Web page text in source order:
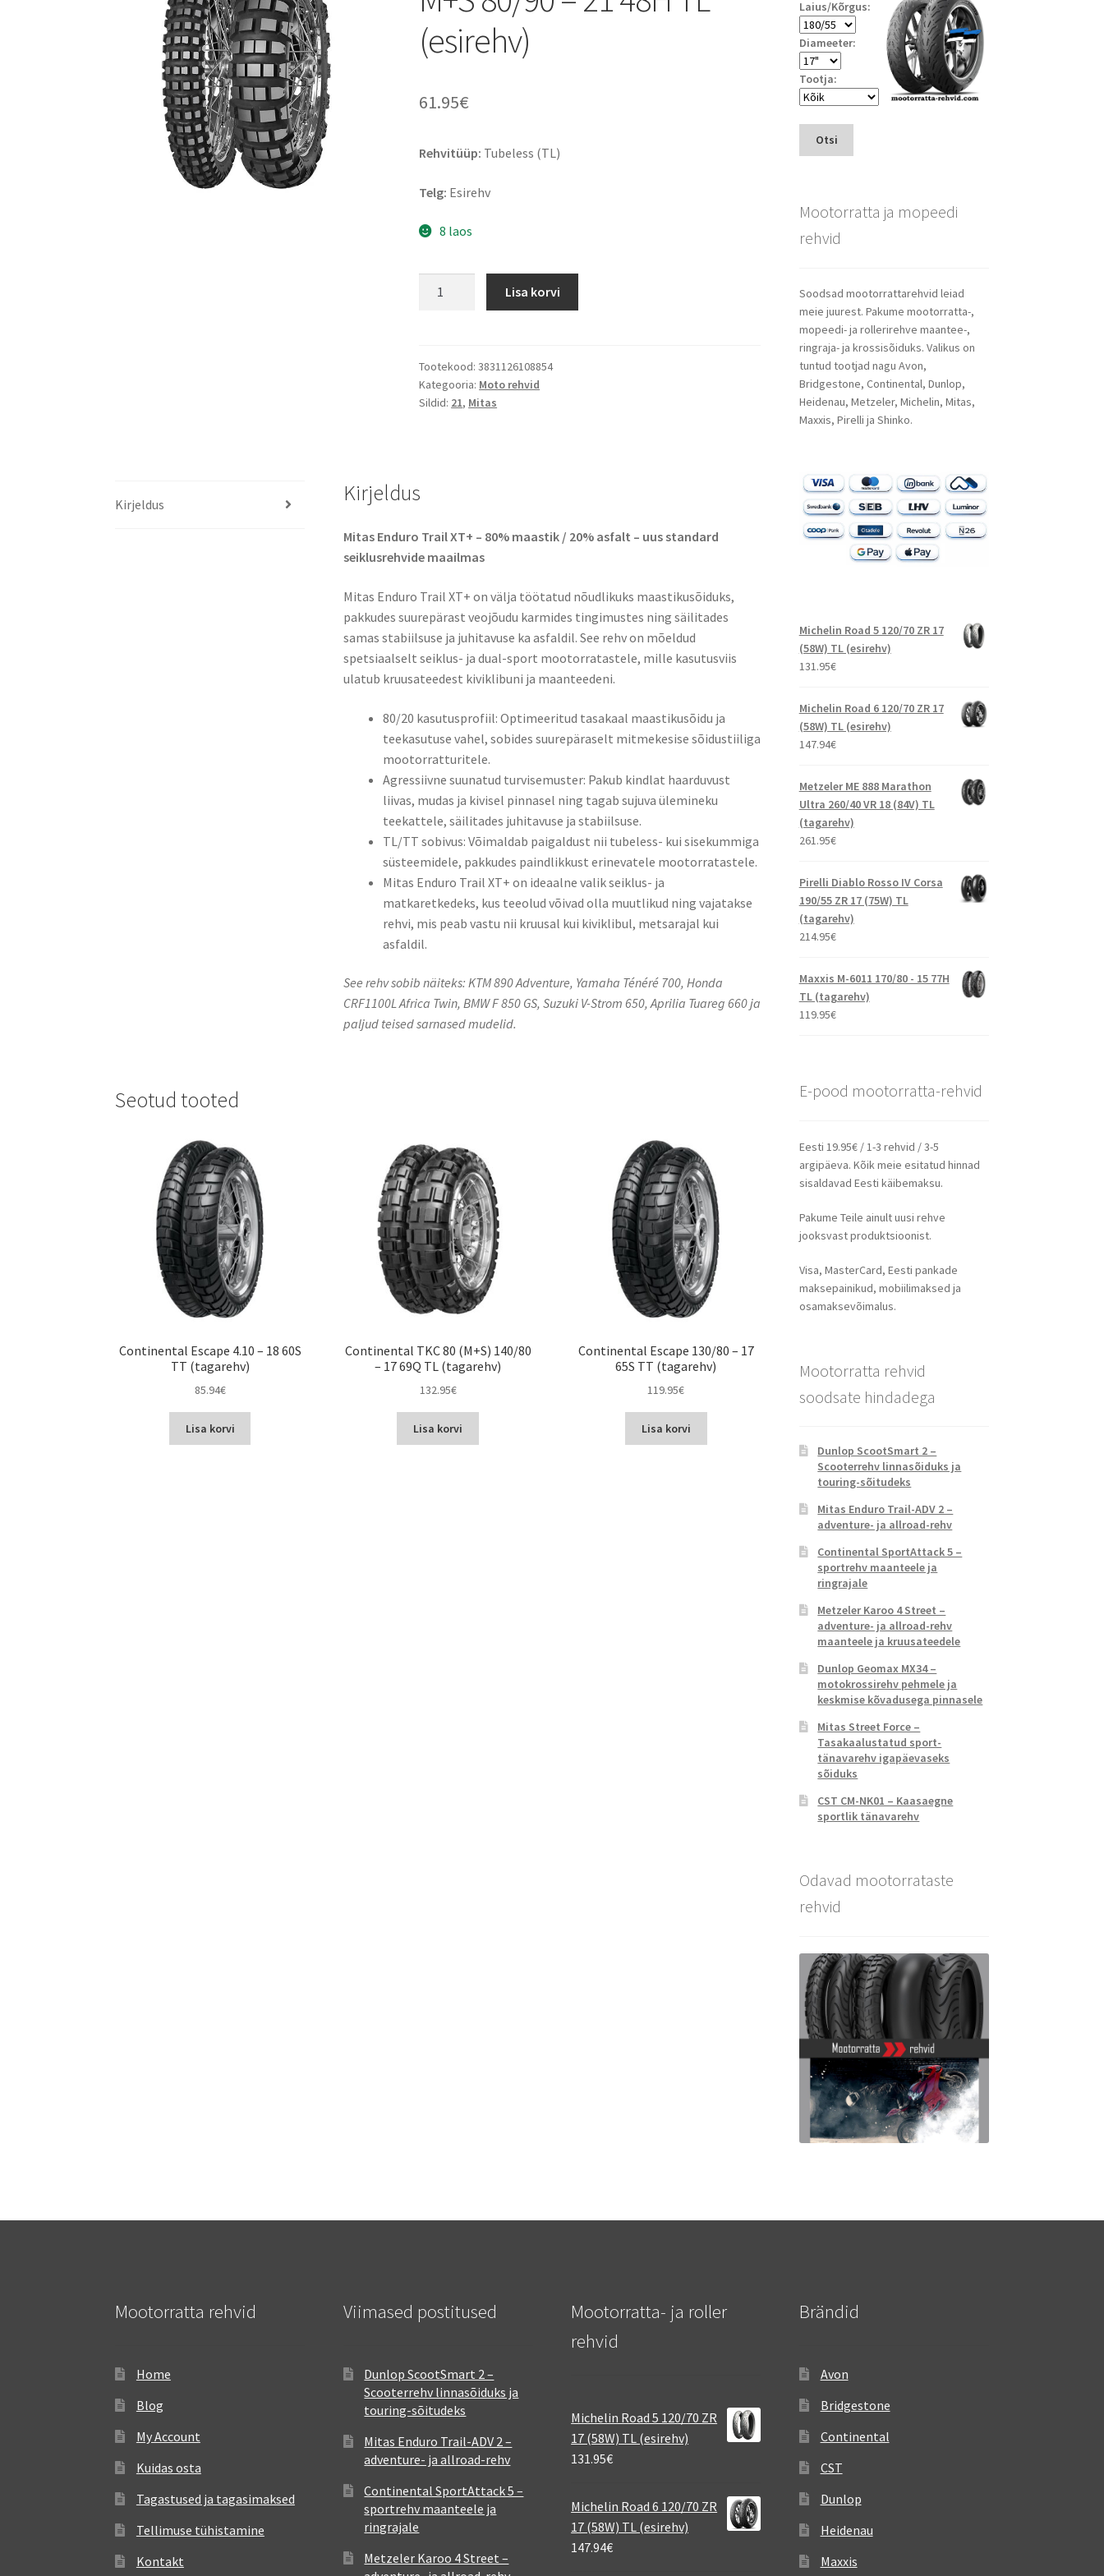
(esirehv)
61.95€
Rehvitüüp: Tubeless (TL)
Telg: Esirehv
8 laos
M+S
80/90
-
(esirehv)
Lisa korvi
Tootekood:3831126108854
Kategooria: Moto rehvid
Sildid: 21, Mitas
Kirjeldus Kirjeldus
Mitas Enduro Trail XT+ – 80% maastik / 20% asfalt – uus standard
seiklusrehvide maailmas
Mitas Enduro Trail XT+ on välja töötatud nõudlikuks maastikusõiduks,
pakkudes suurepärast veojõudu karmides tingimustes ning säilitades
samas stabiilsuse ja juhitavuse ka asfaldil. See rehv on mõeldud
spetsiaalselt seiklus- ja dual-sport mootorratastele, mille kasutusviis
ulatub kruusateedest kiviklibuni ja maanteedeni.
80/20 kasutusprofiil: Optimeeritud tasakaal maastikusõidu ja
teekasutuse vahel, sobides suurepäraselt mitmekesise sõidustiiliga
mootorratturitele.
Agressiivne suunatud turvisemuster: Pakub kindlat haarduvust
liivas, mudas ja kivisel pinnasel ning tagab sujuva ülemineku
teekattele, säilitades juhitavuse ja stabiilsuse.
TL/TT sobivus: Võimaldab paigaldust nii tubeless- kui sisekummiga
süsteemidele, pakkudes paindlikkust erinevatele mootorratastele.
Mitas Enduro Trail XT+ on ideaalne valik seiklus- ja
matkaretkedeks, kus teeolud võivad olla muutlikud ning vajatakse
rehvi, mis peab vastu nii kruusal kui kiviklibul, metsarajal kui
asfaldil.
See rehv sobib näiteks: KTM 890 Adventure, Yamaha Ténéré 700, Honda
CRF1100L Africa Twin, BMW F 850 GS, Suzuki V-Strom 650, Aprilia Tuareg 660 ja
paljud teised sarnased mudelid.
Seotud tooted
Continental Escape 4.10 – 18 60S
TT (tagarehv)
85.94€
Lisa korvi
Continental TKC 80 (M+S) 140/80
– 17 69Q TL (tagarehv)
132.95€
Lisa korvi
Continental Escape 130/80 – 17
65S TT (tagarehv)
119.95€
Lisa korvi
Laius/Kõrgus:
Diameeter:
Tootja:
Otsi
Mootorratta ja mopeedi
rehvid
Soodsad mootorrattarehvid leiad
meie juurest. Pakume mootorratta-,
mopeedi- ja rollerirehve maantee-,
ringraja- ja krossisõiduks. Valikus on
tuntud tootjad nagu Avon,
Bridgestone, Continental, Dunlop,
Heidenau, Metzeler, Michelin, Mitas,
Maxxis, Pirelli ja Shinko.
Michelin Road 5 120/70 ZR 17
(58W) TL (esirehv)
131.95€
Michelin Road 6 120/70 ZR 17
(58W) TL (esirehv)
147.94€
Metzeler ME 888 Marathon
Ultra 260/40 VR 18 (84V) TL
(tagarehv)
261.95€
Pirelli Diablo Rosso IV Corsa
190/55 ZR 17 (75W) TL
(tagarehv)
214.95€
Maxxis M-6011 170/80 - 15 77H
TL (tagarehv)
119.95€
E-pood mootorratta-rehvid
Eesti 19.95€ / 1-3 rehvid / 3-5
argipäeva. Kõik meie esitatud hinnad
sisaldavad Eesti käibemaksu.
Pakume Teile ainult uusi rehve
jooksvast produktsioonist.
Visa, MasterCard, Eesti pankade
maksepainikud, mobiilimaksed ja
osamaksevõimalus.
Mootorratta rehvid
soodsate hindadega
Dunlop ScootSmart 2 –
Scooterrehv linnasõiduks ja
touring-sõitudeks
Mitas Enduro Trail-ADV 2 –
adventure- ja allroad-rehv
Continental SportAttack 5 –
sportrehv maanteele ja
ringrajale
Metzeler Karoo 4 Street –
adventure- ja allroad-rehv
maanteele ja kruusateedele
Dunlop Geomax MX34 –
motokrossirehv pehmele ja
keskmise kõvadusega pinnasele
Mitas Street Force –
Tasakaalustatud sport-
tänavarehv igapäevaseks
sõiduks
CST CM-NK01 – Kaasaegne
sportlik tänavarehv
Odavad mootorrataste
rehvid
Mootorratta rehvid
Home
Blog
My Account
Kuidas osta
Tagastused ja tagasimaksed
Tellimuse tühistamine
Kontakt
Viimased postitused
Dunlop ScootSmart 2 –
Scooterrehv linnasõiduks ja
touring-sõitudeks
Mitas Enduro Trail-ADV 2 –
adventure- ja allroad-rehv
Continental SportAttack 5 –
sportrehv maanteele ja
ringrajale
Metzeler Karoo 4 Street –
Mootorratta- ja roller
rehvid
Michelin Road 5 120/70 ZR
17 (58W) TL (esirehv)
131.95€
Michelin Road 6 120/70 ZR
17 (58W) TL (esirehv)
147.94€
Brändid
Avon
Bridgestone
Continental
CST
Dunlop
Heidenau
Maxxis